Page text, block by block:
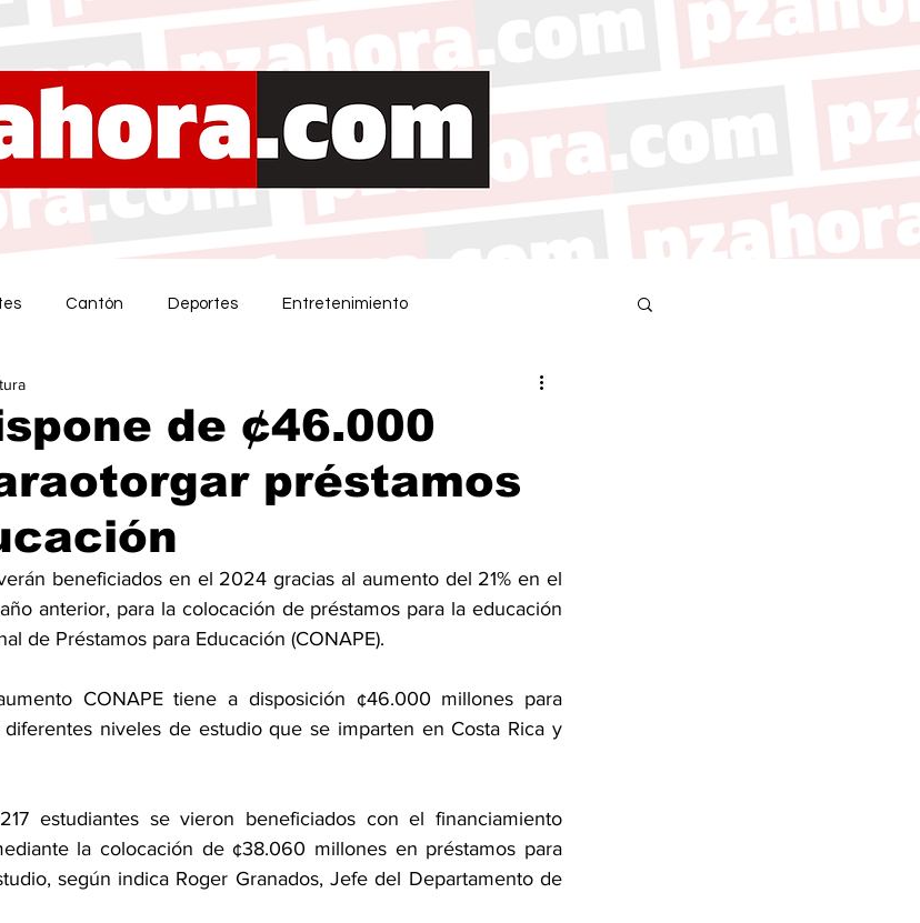
Cantón Deportes Entretenimiento
de ¢46.000
préstamos
beneficiados en el 2024 gracias al aumento del 21% en el
anterior, para la colocación de préstamos para la educación
de Préstamos para Educación (CONAPE).
CONAPE tiene a disposición ¢46.000 millones para
niveles de estudio que se imparten en Costa Rica y
estudiantes se vieron beneficiados con el financiamiento
la colocación de ¢38.060 millones en préstamos para
según indica Roger Granados, Jefe del Departamento de